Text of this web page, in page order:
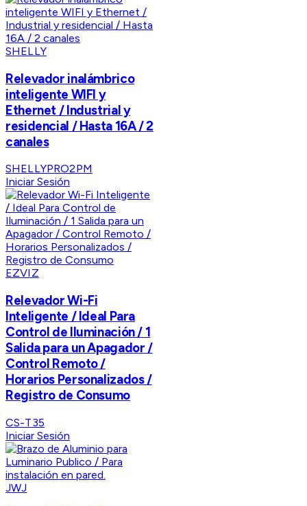
SHELLY
Relevador inalámbrico
inteligente WIFI y
Ethernet / Industrial y
residencial / Hasta 16A / 2
canales
SHELLYPRO2PM
Iniciar Sesión
EZVIZ
Relevador Wi-Fi
Inteligente / Ideal Para
Control de Iluminación / 1
Salida para un Apagador /
Control Remoto /
Horarios Personalizados /
Registro de Consumo
CS-T35
Iniciar Sesión
JWJ